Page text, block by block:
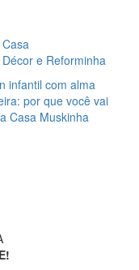
Casa
Décor e Reforminha
infantil com alma
por que você vai
Casa Muskinha